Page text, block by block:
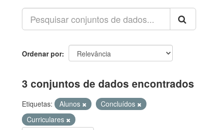
Ordenar por
3 conjuntos de dados encontrados
Etiquetas: Alunos
Concluídos
Curriculares